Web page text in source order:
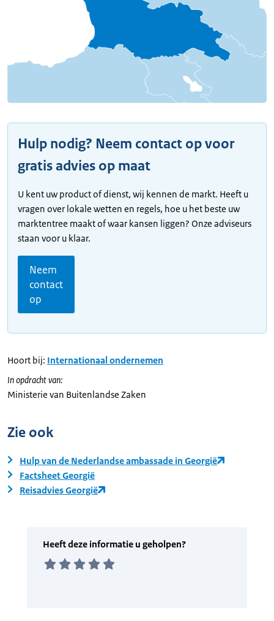
Hulp nodig? Neem contact op voor
gratis advies op maat
U kent uw product of dienst, wij kennen de markt. Heeft u
vragen over lokale wetten en regels, hoe u het beste uw
marktentree maakt of waar kansen liggen? Onze adviseurs
staan voor u klaar.
Neem
contact
op
Hoort bij: Internationaal ondernemen
In opdracht van:
Ministerie van Buitenlandse Zaken
Zie ook
Hulp van de Nederlandse ambassade in Georgië
Factsheet Georgië
Reisadvies Georgië